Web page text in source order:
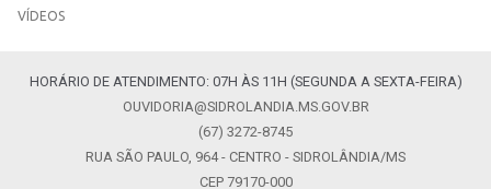
VÍDEOS
HORÁRIO DE ATENDIMENTO: 07H ÀS 11H (SEGUNDA A SEXTA-FEIRA)
OUVIDORIA@SIDROLANDIA.MS.GOV.BR
(67) 3272-8745
RUA SÃO PAULO, 964 - CENTRO - SIDROLÂNDIA/MS
CEP 79170-000